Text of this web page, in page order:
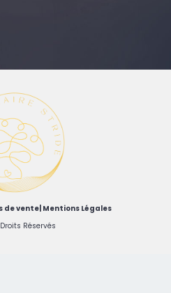
de vente Mentions Légales
Réservés